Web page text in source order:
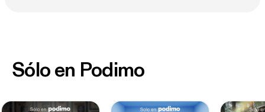
Sólo en Podimo